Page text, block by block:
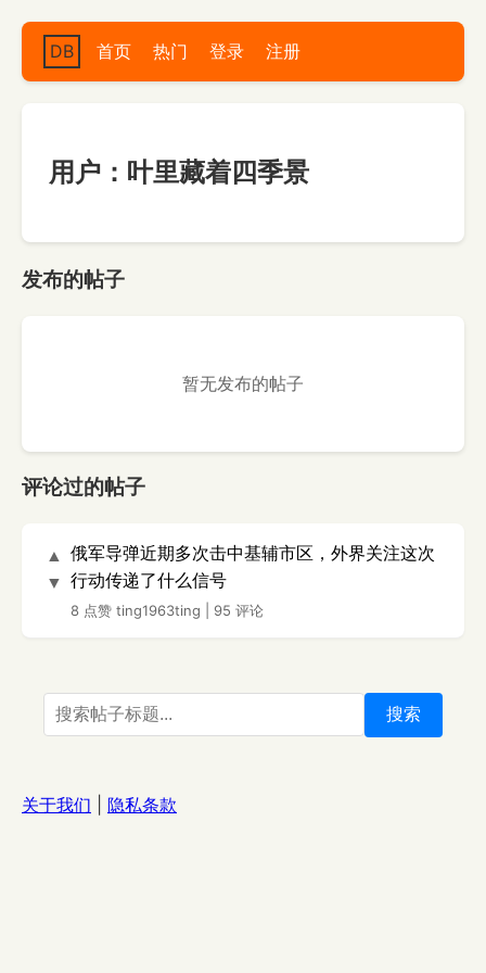
DB 首页 热门 登录 注册
用户：叶里藏着四季景
发布的帖子
暂无发布的帖子
评论过的帖子
▲
▼
俄军导弹近期多次击中基辅市区，外界关注这次
行动传递了什么信号
8 点赞 ting1963ting 95 评论
搜索
关于我们 隐私条款